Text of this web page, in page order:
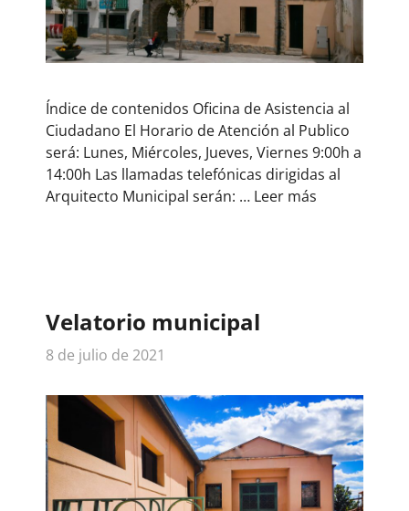
Índice de contenidos Oficina de Asistencia al
Ciudadano El Horario de Atención al Publico
será: Lunes, Miércoles, Jueves, Viernes 9:00h a
14:00h Las llamadas telefónicas dirigidas al
Arquitecto Municipal serán: … Leer más
Velatorio municipal
8 de julio de 2021